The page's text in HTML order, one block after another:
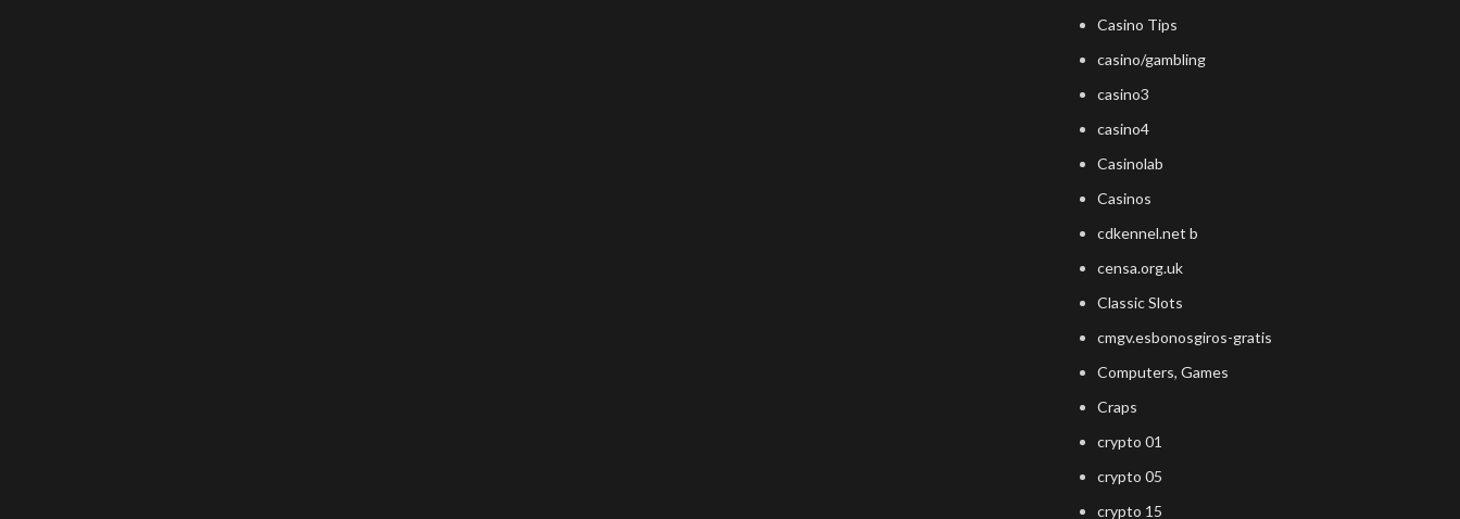
Casino Tips
casino/gambling
casino3
casino4
Casinolab
Casinos
cdkennel.net b
censa.org.uk
Classic Slots
cmgv.esbonosgiros-gratis
Computers, Games
Craps
crypto 01
crypto 05
crypto 15